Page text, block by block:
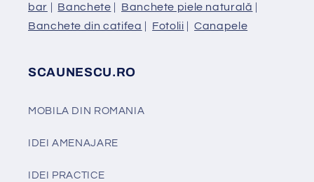
bar | Banchete | Banchete piele naturală |
Banchete din catifea | Fotolii |Canapele
SCAUNESCU.RO
MOBILA DIN ROMANIA
IDEI AMENAJARE
IDEI PRACTICE